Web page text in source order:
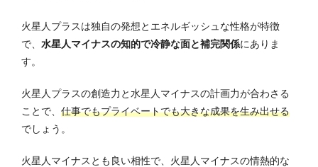
火星人プラスは独自の発想とエネルギッシュな性格が特徴
で、 水星人マイナスの知的で冷静な面と補完関係にありま
す。
火星人プラスの創造力と水星人マイナスの計画力が合わさる
ことで、 仕事でもプライベートでも大きな成果を生み出せる
でしょう。
火星人マイナスとも良い相性で、火星人マイナスの情熱的な